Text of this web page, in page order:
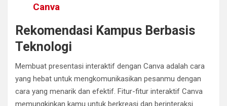
Canva
Rekomendasi Kampus Berbasis
Teknologi
Membuat presentasi interaktif dengan Canva adalah cara
yang hebat untuk mengkomunikasikan pesanmu dengan
cara yang menarik dan efektif. Fitur-fitur interaktif Canva
memungkinkan kamu untuk berkreasi dan berinteraksi